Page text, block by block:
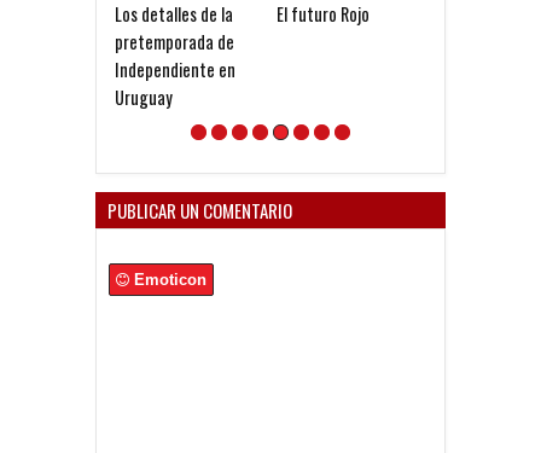
Los detalles de la
pretemporada de
Independiente en
Uruguay
El futuro Rojo
PUBLICAR UN COMENTARIO
Emoticon